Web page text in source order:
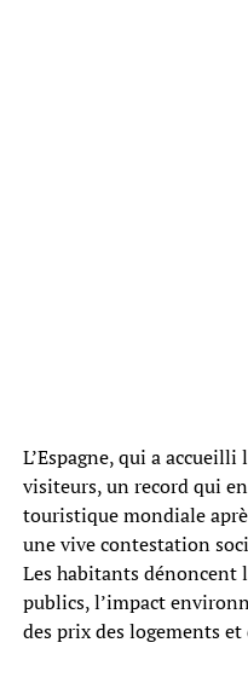
L’Espagne, qui a
visiteurs, un record qui
touristique mondiale
une vive contestation
Les habitants dénoncent
publics, l’impact
des prix des logements